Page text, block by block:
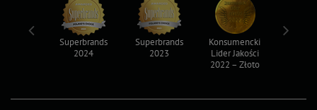
Superbrands
2024
Superbrands
2023
Konsumencki
Lider Jakości
2022 – Złoto